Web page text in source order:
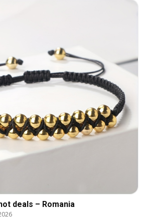
deals – Romania